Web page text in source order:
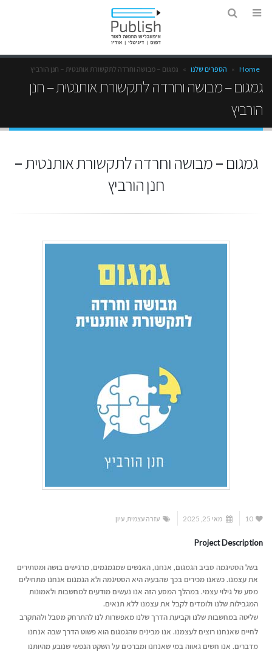
Home
» הספרים שלנו » גמגום – מבושה וחרדה לתקשורת אותנטית – חנן הורביץ
גמגום – מבושה וחרדה לתקשורת אותנטית – חנן
הורביץ
גמגום – מבושה וחרדה לתקשורת אותנטית –
חנן הורביץ
10 מאי 25, 2025 עזרה עצמית ,עיון
Project Description
בשל הסטיגמה סביב הגמגום, אנחנו, האנשים שמגמגמים, מרגישים בושה ומסתירים
את עצמנו. כשאנו מכירים בכך שהבעיה היא הסטיגמה ולא הגמגום אנחנו מתחילים
מסע של גילוי עצמי. במהלך המסע הזה אנו נעשים מודעים למחשבות ולאמונות
המגבילות שלנו ולומדים לקבל את עצמנו ללא תנאים.
שליטה במחשבות שלנו וקביעת הדרך שלנו מאפשרות לנו להתרחק מסבל ולהתקרב
לחיים שאנחנו רוצים לעצמנו. אנו מבינים שהגמגום הוא פשוט הדרך שבה אנחנו
מדברים. אנו חשים גאווה במי שאנחנו ומברכים על השקט הנפשי שנובע מהיותנו